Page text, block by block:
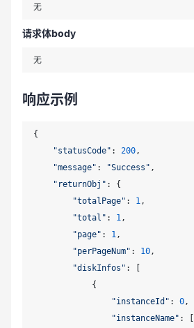
无
请求体body
无
响应示例
{
"statusCode" : 200,
"message" : "Success" ,
"returnObj" : {
"totalPage" : 1 ,
"total" : 1 ,
"page" : 1 ,
"perPageNum" : 10,
"diskInfos" : [
"instanceId" : 0,
"instanceName" : [